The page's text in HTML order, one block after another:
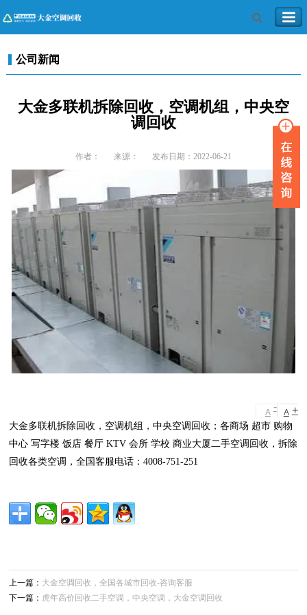
公司新闻
大金多联机拆除回收，空调机组，中央空
调回收
作者： 来源： 发布日期：2022-06-21
A - A +
大金多联机拆除回收，空调机组，中央空调回收；各商场 超市 购物
中心 写字楼 饭店 餐厅 KTV 会所 学校 商业大厦二手空调回收，拆除
回收各类空调，全国客服电话：4008-751-251
上一篇： 大金空调回收，全国各城市回收-咨询客服
下一篇： 虎年高价回收二手空调，中央空调，大金空调回收